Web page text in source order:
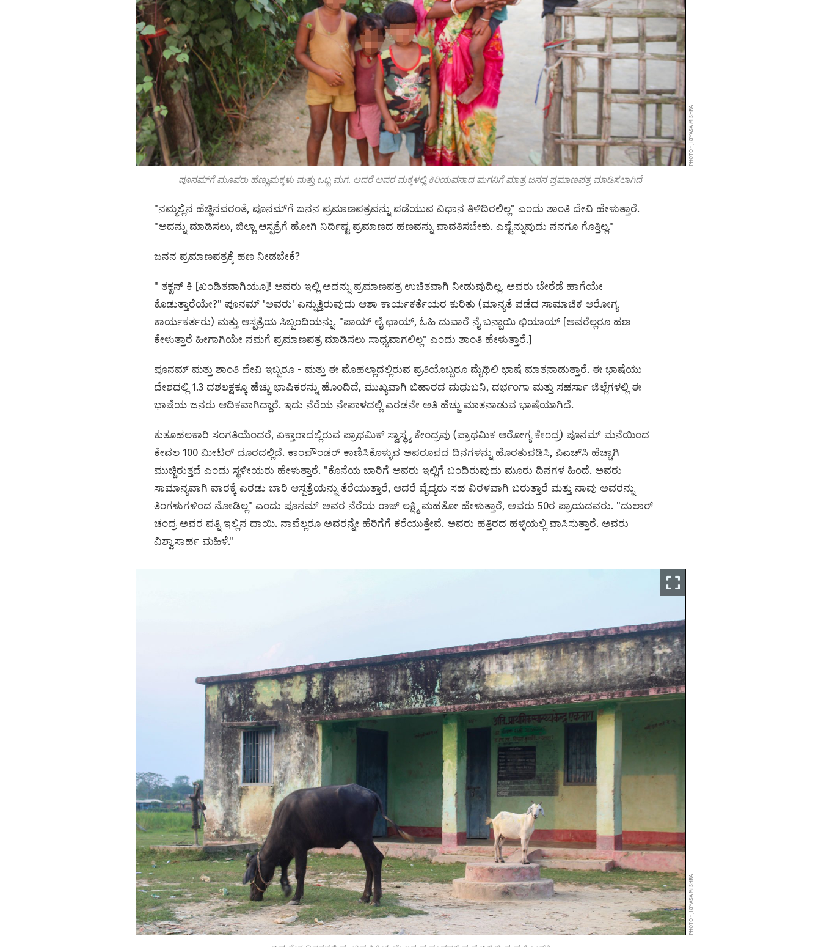
PHOTO • JIGYASA MISHRA
ಪೂನಮ್‌ಗೆ ಮೂವರು ಹೆಣ್ಣುಮಕ್ಕಳು ಮತ್ತು ಒಬ್ಬ ಮಗ. ಆದರೆ ಅವರ ಮಕ್ಕಳಲ್ಲಿ ಕಿರಿಯವನಾದ ಮಗನಿಗೆ ಮಾತ್ರ ಜನನ ಪ್ರಮಾಣಪತ್ರ ಮಾಡಿಸಲಾಗಿದೆ
"ನಮ್ಮಲ್ಲಿನ ಹೆಚ್ಚಿನವರಂತೆ, ಪೂನಮ್‌ಗೆ ಜನನ ಪ್ರಮಾಣಪತ್ರವನ್ನು ಪಡೆಯುವ ವಿಧಾನ ತಿಳಿದಿರಲಿಲ್ಲ" ಎಂದು ಶಾಂತಿ ದೇವಿ ಹೇಳುತ್ತಾರೆ.
"ಅದನ್ನು ಮಾಡಿಸಲು, ಜಿಲ್ಲಾ ಆಸ್ಪತ್ರೆಗೆ ಹೋಗಿ ನಿರ್ದಿಷ್ಟ ಪ್ರಮಾಣದ ಹಣವನ್ನು ಪಾವತಿಸಬೇಕು. ಎಷ್ಟೆನ್ನುವುದು ನನಗೂ ಗೊತ್ತಿಲ್ಲ."
ಜನನ ಪ್ರಮಾಣಪತ್ರಕ್ಕೆ ಹಣ ನೀಡಬೇಕೆ?
" ತಕ್ಖನ್ ಕಿ [ಖಂಡಿತವಾಗಿಯೂ]! ಅವರು ಇಲ್ಲಿ ಅದನ್ನು ಪ್ರಮಾಣಪತ್ರ ಉಚಿತವಾಗಿ ನೀಡುವುದಿಲ್ಲ. ಅವರು ಬೇರೆಡೆ ಹಾಗೆಯೇ
ಕೊಡುತ್ತಾರೆಯೇ?" ಪೂನಮ್ 'ಅವರು' ಎನ್ನುತ್ತಿರುವುದು ಆಶಾ ಕಾರ್ಯಕರ್ತೆಯರ ಕುರಿತು (ಮಾನ್ಯತೆ ಪಡೆದ ಸಾಮಾಜಿಕ ಆರೋಗ್ಯ
ಕಾರ್ಯಕರ್ತರು) ಮತ್ತು ಆಸ್ಪತ್ರೆಯ ಸಿಬ್ಬಂದಿಯನ್ನು. "ಪಾಯ್ ಲೈ ಛಾಯ್, ಓಹಿ ದುವಾರೆ ನೈ ಬನ್ಬಾಯಿ ಛಿಯಾಯ್ [ಅವರೆಲ್ಲರೂ ಹಣ
ಕೇಳುತ್ತಾರೆ ಹೀಗಾಗಿಯೇ ನಮಗೆ ಪ್ರಮಾಣಪತ್ರ ಮಾಡಿಸಲು ಸಾಧ್ಯವಾಗಲಿಲ್ಲ" ಎಂದು ಶಾಂತಿ ಹೇಳುತ್ತಾರೆ.]
ಪೂನಮ್ ಮತ್ತು ಶಾಂತಿ ದೇವಿ ಇಬ್ಬರೂ - ಮತ್ತು ಈ ಮೊಹಲ್ಲಾದಲ್ಲಿರುವ ಪ್ರತಿಯೊಬ್ಬರೂ ಮೈಥಿಲಿ ಭಾಷೆ ಮಾತನಾಡುತ್ತಾರೆ. ಈ ಭಾಷೆಯು
ದೇಶದಲ್ಲಿ 1.3 ದಶಲಕ್ಷಕ್ಕೂ ಹೆಚ್ಚು ಭಾಷಿಕರನ್ನು ಹೊಂದಿದೆ, ಮುಖ್ಯವಾಗಿ ಬಿಹಾರದ ಮಧುಬನಿ, ದರ್ಭಂಗಾ ಮತ್ತು ಸಹರ್ಸಾ ಜಿಲ್ಲೆಗಳಲ್ಲಿ ಈ
ಭಾಷೆಯ ಜನರು ಆದಿಕವಾಗಿದ್ದಾರೆ. ಇದು ನೆರೆಯ ನೇಪಾಳದಲ್ಲಿ ಎರಡನೇ ಅತಿ ಹೆಚ್ಚು ಮಾತನಾಡುವ ಭಾಷೆಯಾಗಿದೆ.
ಕುತೂಹಲಕಾರಿ ಸಂಗತಿಯೆಂದರೆ, ಏಕ್ತಾರಾದಲ್ಲಿರುವ ಪ್ರಾಥಮಿಕ್ ಸ್ವಾಸ್ಥ್ಯ ಕೇಂದ್ರವು (ಪ್ರಾಥಮಿಕ ಆರೋಗ್ಯ ಕೇಂದ್ರ) ಪೂನಮ್ ಮನೆಯಿಂದ
ಕೇವಲ 100 ಮೀಟರ್ ದೂರದಲ್ಲಿದೆ. ಕಾಂಪೌಂಡರ್ ಕಾಣಿಸಿಕೊಳ್ಳುವ ಅಪರೂಪದ ದಿನಗಳನ್ನು ಹೊರತುಪಡಿಸಿ, ಪಿಎಚ್‌ಸಿ ಹೆಚ್ಚಾಗಿ
ಮುಚ್ಚಿರುತ್ತದೆ ಎಂದು ಸ್ಥಳೀಯರು ಹೇಳುತ್ತಾರೆ. "ಕೊನೆಯ ಬಾರಿಗೆ ಅವರು ಇಲ್ಲಿಗೆ ಬಂದಿರುವುದು ಮೂರು ದಿನಗಳ ಹಿಂದೆ. ಅವರು
ಸಾಮಾನ್ಯವಾಗಿ ವಾರಕ್ಕೆ ಎರಡು ಬಾರಿ ಆಸ್ಪತ್ರೆಯನ್ನು ತೆರೆಯುತ್ತಾರೆ, ಆದರೆ ವೈದ್ಯರು ಸಹ ವಿರಳವಾಗಿ ಬರುತ್ತಾರೆ ಮತ್ತು ನಾವು ಅವರನ್ನು
ತಿಂಗಳುಗಳಿಂದ ನೋಡಿಲ್ಲ" ಎಂದು ಪೂನಮ್ ಅವರ ನೆರೆಯ ರಾಜ್ ಲಕ್ಷ್ಮಿ ಮಹತೋ ಹೇಳುತ್ತಾರೆ, ಅವರು 50ರ ಪ್ರಾಯದವರು. "ದುಲಾರ್
ಚಂದ್ರ ಅವರ ಪತ್ನಿ ಇಲ್ಲಿನ ದಾಯಿ. ನಾವೆಲ್ಲರೂ ಅವರನ್ನೇ ಹೆರಿಗೆಗೆ ಕರೆಯುತ್ತೇವೆ. ಅವರು ಹತ್ತಿರದ ಹಳ್ಳಿಯಲ್ಲಿ ವಾಸಿಸುತ್ತಾರೆ. ಅವರು
ವಿಶ್ವಾಸಾರ್ಹ ಮಹಿಳೆ."
PHOTO • JIGYASA MISHRA